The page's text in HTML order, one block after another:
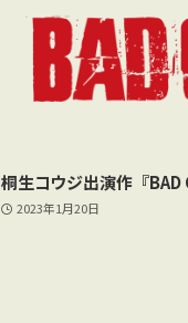
桐生コウジ出演作『BAD
2023年1月20日